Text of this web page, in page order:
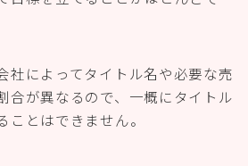
社によってタイトル名や必要な売
合が異なるので、一概にタイトル
ことはできません。